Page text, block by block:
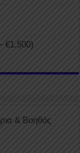
€1.500)
& Βοηθός